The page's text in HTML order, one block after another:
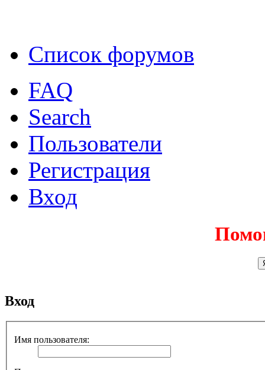
Список форумов
FAQ
Search
Пользователи
Регистрация
Вход
Вход
Имя пользователя: